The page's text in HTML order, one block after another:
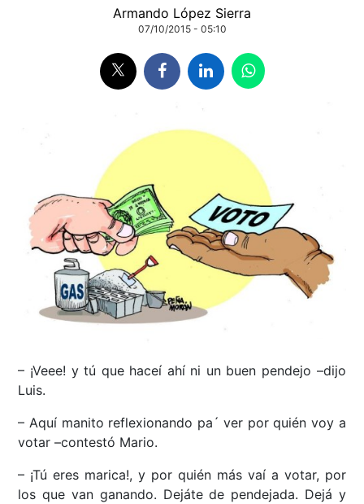
Armando López Sierra
07/10/2015 - 05:10
– ¡Veee! y tú que haceí ahí ni un buen pendejo –dijo
Luis.
– Aquí manito reflexionando pa´ ver por quién voy a
votar –contestó Mario.
– ¡Tú eres marica!, y por quién más vaí a votar, por
los que van ganando. Dejáte de pendejada. Dejá y